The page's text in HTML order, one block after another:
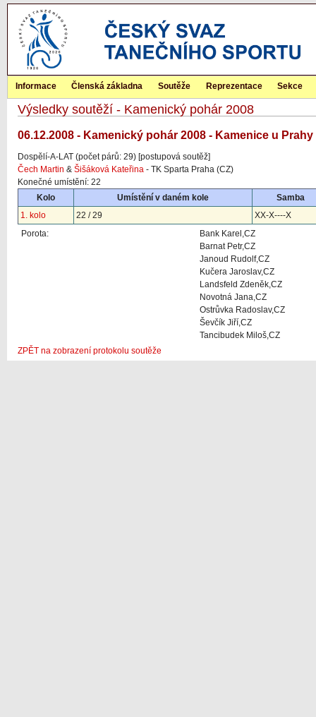
Informace Členská základna Soutěže Reprezentace Sekce
Výsledky soutěží - Kamenický pohár 2008
06.12.2008 - Kamenický pohár 2008 - Kamenice u Prahy
Dospělí-A-LAT (počet párů: 29) [postupová soutěž]
Čech Martin & Šišáková Kateřina - TK Sparta Praha (CZ)
Konečné umístění: 22
Kolo
Umístění v daném kole
Samba
1. kolo
22 / 29
XX-X----X
Porota:
Bank Karel,CZ
Barnat Petr,CZ
Janoud Rudolf,CZ
Kučera Jaroslav,CZ
Landsfeld Zdeněk,CZ
Novotná Jana,CZ
Ostrůvka Radoslav,CZ
Ševčík Jiří,CZ
Tancibudek Miloš,CZ
ZPĚT na zobrazení protokolu soutěže